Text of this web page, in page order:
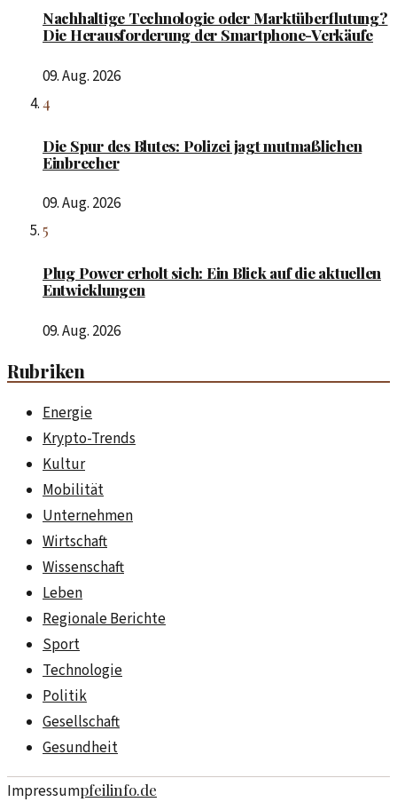
Nachhaltige Technologie oder Marktüberflutung?
Die Herausforderung der Smartphone-Verkäufe
09. Aug. 2026
4
Die Spur des Blutes: Polizei jagt mutmaßlichen
Einbrecher
09. Aug. 2026
5
Plug Power erholt sich: Ein Blick auf die aktuellen
Entwicklungen
09. Aug. 2026
Rubriken
Energie
Krypto-Trends
Kultur
Mobilität
Unternehmen
Wirtschaft
Wissenschaft
Leben
Regionale Berichte
Sport
Technologie
Politik
Gesellschaft
Gesundheit
Impressumpfeilinfo.de